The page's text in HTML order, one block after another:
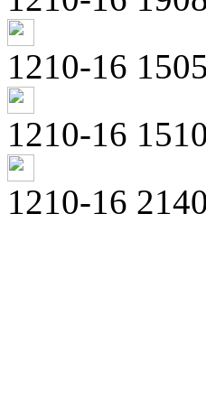
1210-16 1505
1210-16 1510
1210-16 2140